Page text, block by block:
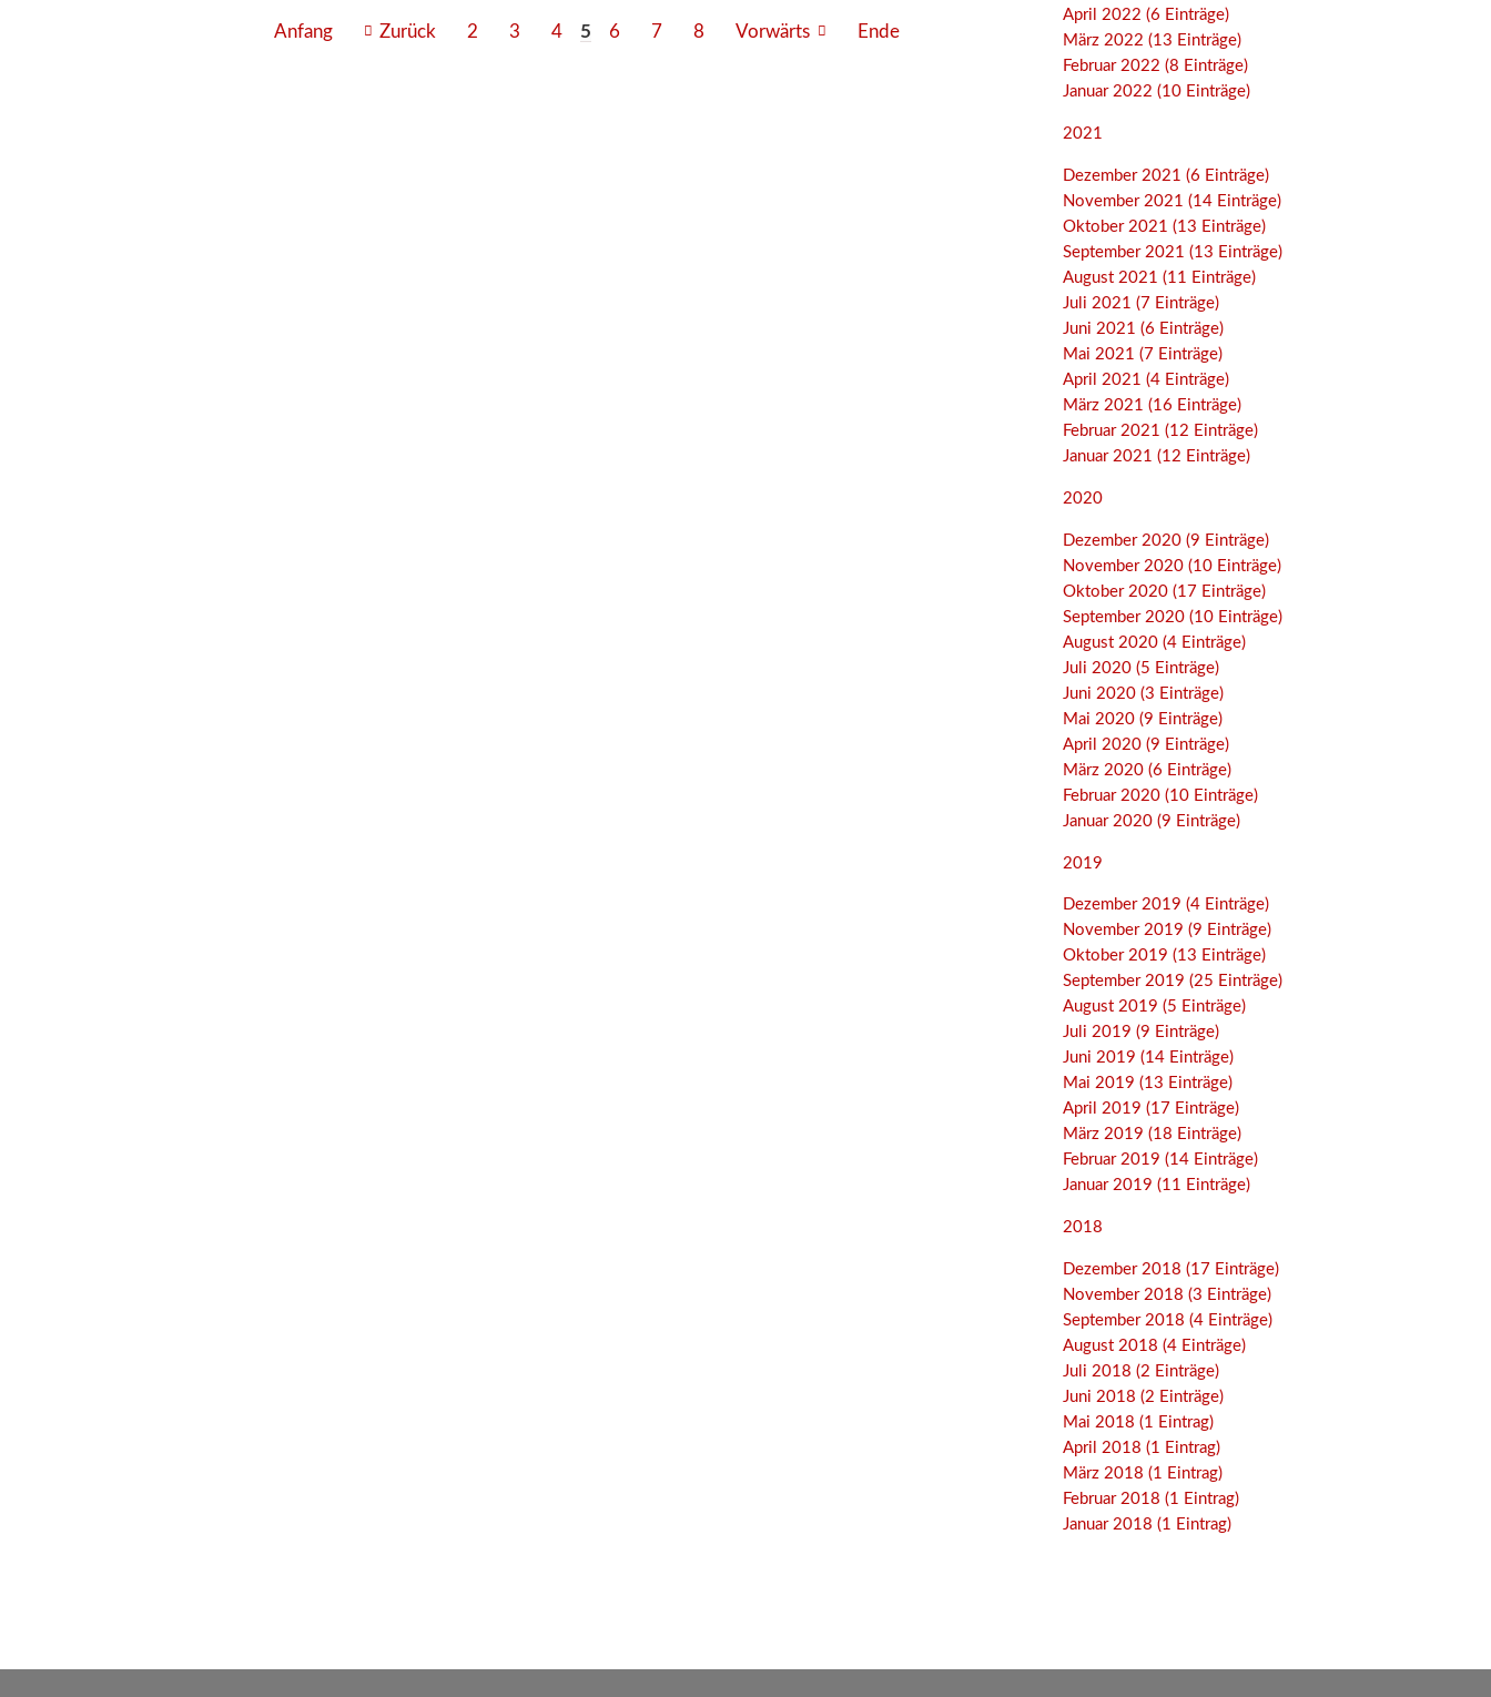
Anfang Zurück 2 3 4 5 6 7 8 Vorwärts Ende
April 2022 (6 Einträge)
März 2022 (13 Einträge)
Februar 2022 (8 Einträge)
Januar 2022 (10 Einträge)
2021
Dezember 2021 (6 Einträge)
November 2021 (14 Einträge)
Oktober 2021 (13 Einträge)
September 2021 (13 Einträge)
August 2021 (11 Einträge)
Juli 2021 (7 Einträge)
Juni 2021 (6 Einträge)
Mai 2021 (7 Einträge)
April 2021 (4 Einträge)
März 2021 (16 Einträge)
Februar 2021 (12 Einträge)
Januar 2021 (12 Einträge)
2020
Dezember 2020 (9 Einträge)
November 2020 (10 Einträge)
Oktober 2020 (17 Einträge)
September 2020 (10 Einträge)
August 2020 (4 Einträge)
Juli 2020 (5 Einträge)
Juni 2020 (3 Einträge)
Mai 2020 (9 Einträge)
April 2020 (9 Einträge)
März 2020 (6 Einträge)
Februar 2020 (10 Einträge)
Januar 2020 (9 Einträge)
2019
Dezember 2019 (4 Einträge)
November 2019 (9 Einträge)
Oktober 2019 (13 Einträge)
September 2019 (25 Einträge)
August 2019 (5 Einträge)
Juli 2019 (9 Einträge)
Juni 2019 (14 Einträge)
Mai 2019 (13 Einträge)
April 2019 (17 Einträge)
März 2019 (18 Einträge)
Februar 2019 (14 Einträge)
Januar 2019 (11 Einträge)
2018
Dezember 2018 (17 Einträge)
November 2018 (3 Einträge)
September 2018 (4 Einträge)
August 2018 (4 Einträge)
Juli 2018 (2 Einträge)
Juni 2018 (2 Einträge)
Mai 2018 (1 Eintrag)
April 2018 (1 Eintrag)
März 2018 (1 Eintrag)
Februar 2018 (1 Eintrag)
Januar 2018 (1 Eintrag)